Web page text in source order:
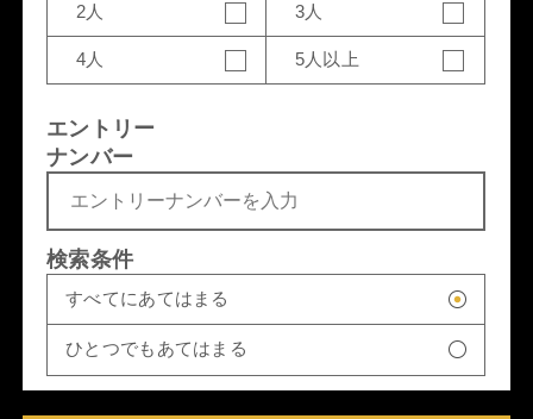
2人 3人
4人 5人以上
エントリー
ナンバー
検索条件
すべてにあてはまる
ひとつでもあてはまる